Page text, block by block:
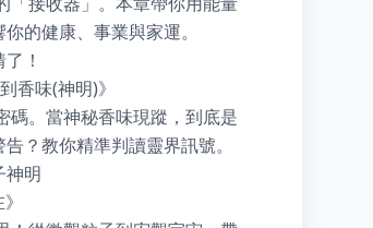
的健康、事業與家運。
！
香味(神明)》
碼。當神秘香味現蹤，到底是
？教你精準判讀靈界訊號。
神明